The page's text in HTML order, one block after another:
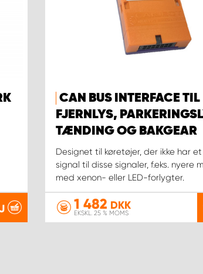
CAN BUS INTERFACE TIL
FJERNLYS,
TÆNDING OG BAKGEAR
Designet til køretøjer, der ikke har
signal til disse signaler, f.eks. nyere
med xenon- eller LED-forlygter.
1 482 DKK
EKSKL. 25 % MOMS